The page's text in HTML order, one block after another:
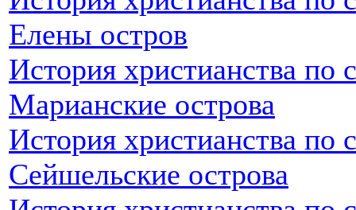
Елены остров
История христианства
Марианские острова
История христианства по
Сейшельские острова